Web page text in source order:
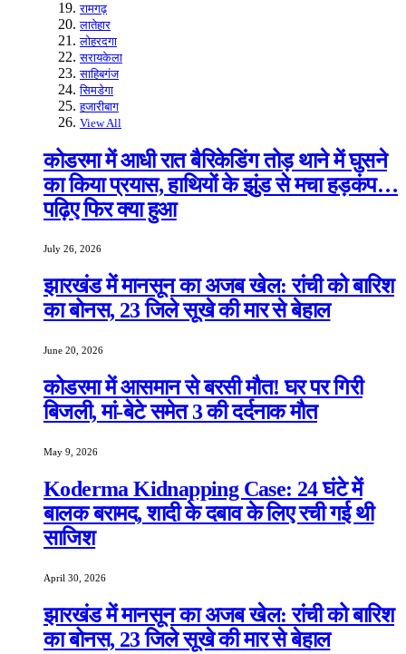
रामगढ़
लातेहार
लोहरदगा
सरायकेला
साहिबगंज
सिमडेगा
हजारीबाग
View All
कोडरमा में आधी रात बैरिकेडिंग तोड़ थाने में घुसने
का किया प्रयास, हाथियों के झुंड से मचा हड़कंप…
पढ़िए फिर क्या हुआ
July 26, 2026
झारखंड में मानसून का अजब खेल: रांची को बारिश
का बोनस, 23 जिले सूखे की मार से बेहाल
June 20, 2026
कोडरमा में आसमान से बरसी मौत! घर पर गिरी
बिजली, मां-बेटे समेत 3 की दर्दनाक मौत
May 9, 2026
Koderma Kidnapping Case: 24 घंटे में
बालक बरामद, शादी के दबाव के लिए रची गई थी
साजिश
April 30, 2026
झारखंड में मानसून का अजब खेल: रांची को बारिश
का बोनस, 23 जिले सूखे की मार से बेहाल